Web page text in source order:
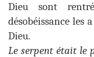
Dieu sont
désobéissance les
Dieu.
Le serpent était le